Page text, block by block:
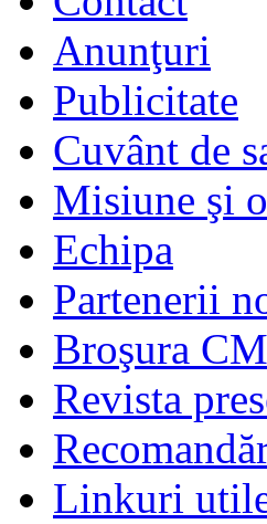
Anunţuri
Publicitate
Cuvânt de
Misiune şi
Echipa
Partenerii
Broşura
Revista
Linkuri